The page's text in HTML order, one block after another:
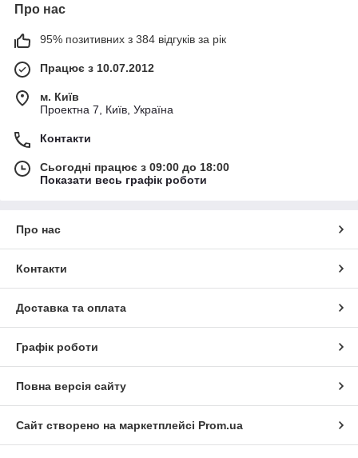
Про нас
95% позитивних з 384 відгуків за рік
Працює з 10.07.2012
м. Київ
Проектна 7, Київ, Україна
Контакти
Сьогодні працює з 09:00 до 18:00
Показати весь графік роботи
Про нас
Контакти
Доставка та оплата
Графік роботи
Повна версія сайту
Сайт створено на маркетплейсі Prom.ua